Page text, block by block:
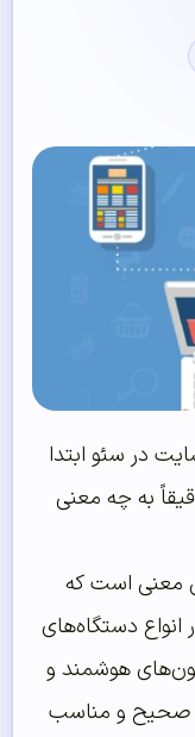
در سئو ابتدا
به چه معنی
معنی است که
دستگاه‌های
هوشمند و
صحیح و مناسب